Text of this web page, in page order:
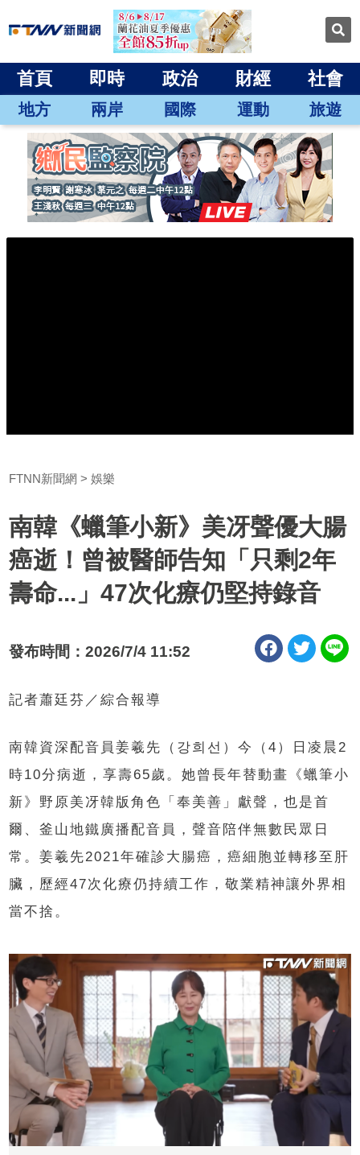
首頁 即時 政治 財經 社會
地方 兩岸 國際 運動 旅遊
FTNN新聞網 娛樂
南韓《蠟筆小新》美冴聲優大腸
癌逝！曾被醫師告知「只剩2年
壽命...」47次化療仍堅持錄音
發布時間：2026/7/4 11:52
記者蕭廷芬／綜合報導
南韓資深配音員姜羲先（강희선）今（4）日凌晨2
時10分病逝，享壽65歲。她曾長年替動畫《蠟筆小
新》野原美冴韓版角色「奉美善」獻聲，也是首
爾、釜山地鐵廣播配音員，聲音陪伴無數民眾日
常。姜羲先2021年確診大腸癌，癌細胞並轉移至肝
臟，歷經47次化療仍持續工作，敬業精神讓外界相
當不捨。